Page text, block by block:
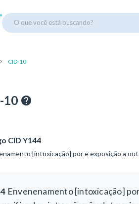
O que você está buscando?
CID-10
10
CID Y144
[intoxicação] por e exposição a
Envenenamento [intoxicação]